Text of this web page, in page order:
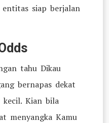
siap berjalan
tahu Dikau
bernapas dekat
kecil. Kian bila
menyangka Kamu